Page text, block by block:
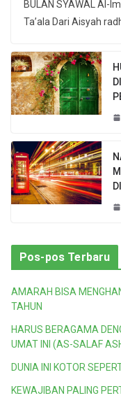
BULAN SYAWAL Al-
Pos-pos Terbaru
AMARAH BISA
TAHUN
HARUS BERAGAMA
UMAT INI (AS-SALAF
DUNIA INI KOTOR
KEWAJIBAN PALING